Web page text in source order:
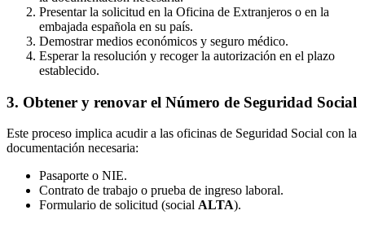
Presentar la solicitud en la Oficina de Extranjeros o en la
embajada española en su país.
Demostrar medios económicos y seguro médico.
Esperar la resolución y recoger la autorización en el plazo
establecido.
3. Obtener y renovar el Número de Seguridad Social
Este proceso implica acudir a las oficinas de Seguridad Social con la
documentación necesaria:
Pasaporte o NIE.
Contrato de trabajo o prueba de ingreso laboral.
Formulario de solicitud (social ALTA).